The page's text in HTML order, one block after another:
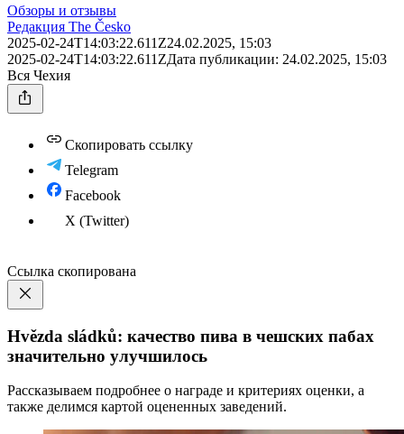
Обзоры и отзывы
Редакция The Česko
2025-02-24T14:03:22.611Z24.02.2025, 15:03
2025-02-24T14:03:22.611ZДата публикации: 24.02.2025, 15:03
Вся Чехия
Скопировать ссылку
Telegram
Facebook
X (Twitter)
Ссылка скопирована
Hvězda sládků: качество пива в чешских пабах
значительно улучшилось
Рассказываем подробнее о награде и критериях оценки, а
также делимся картой оцененных заведений.